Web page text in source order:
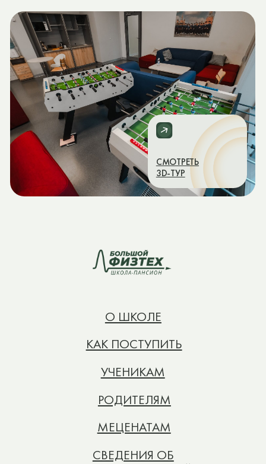
Политика конфиденциальности
Согласие на обработку персональных данных
Сведения об образовательной организации